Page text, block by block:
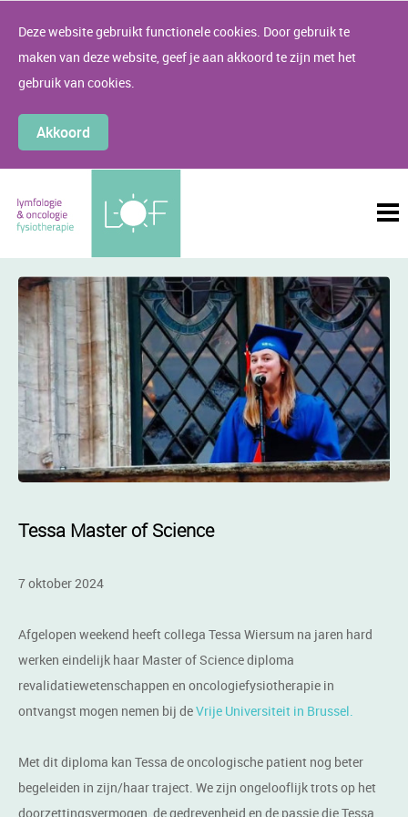
Deze website gebruikt functionele cookies. Door gebruik te
maken van deze website, geef je aan akkoord te zijn met het
gebruik van cookies.
Akkoord
Tessa Master of Science
7 oktober 2024
Afgelopen weekend heeft collega Tessa Wiersum na jaren hard
werken eindelijk haar Master of Science diploma
revalidatiewetenschappen en oncologiefysiotherapie in
ontvangst mogen nemen bij deVrije Universiteit in Brussel.
Met dit diploma kan Tessa de oncologische patient nog beter
begeleiden in zijn/haar traject. We zijn ongelooflijk trots op het
doorzettingsvermogen, de gedrevenheid en de passie die Tessa